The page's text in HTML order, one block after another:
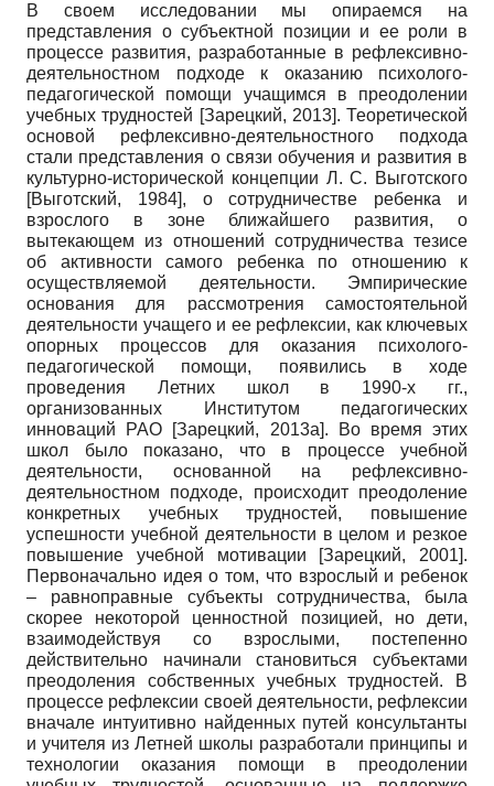
В своем исследовании мы опираемся на
представления о субъектной позиции и ее роли в
процессе развития, разработанные в рефлексивно-
деятельностном подходе к оказанию психолого-
педагогической помощи учащимся в преодолении
учебных трудностей [Зарецкий, 2013]. Теоретической
основой рефлексивно-деятельностного подхода
стали представления о связи обучения и развития в
культурно-исторической концепции Л. С. Выготского
[Выготский, 1984], о сотрудничестве ребенка и
взрослого в зоне ближайшего развития, о
вытекающем из отношений сотрудничества тезисе
об активности самого ребенка по отношению к
осуществляемой деятельности. Эмпирические
основания для рассмотрения самостоятельной
деятельности учащего и ее рефлексии, как ключевых
опорных процессов для оказания психолого-
педагогической помощи, появились в ходе
проведения Летних школ в 1990-х гг.,
организованных Институтом педагогических
инноваций РАО [Зарецкий, 2013а]. Во время этих
школ было показано, что в процессе учебной
деятельности, основанной на рефлексивно-
деятельностном подходе, происходит преодоление
конкретных учебных трудностей, повышение
успешности учебной деятельности в целом и резкое
повышение учебной мотивации
[Зарецкий, 2001].
Первоначально идея о том, что взрослый и ребенок
– равноправные субъекты сотрудничества, была
скорее некоторой ценностной позицией, но дети,
взаимодействуя со взрослыми, постепенно
действительно начинали становиться субъектами
преодоления собственных учебных трудностей. В
процессе рефлексии своей деятельности, рефлексии
вначале интуитивно найденных путей консультанты
и учителя из Летней школы разработали принципы и
технологии оказания помощи в преодолении